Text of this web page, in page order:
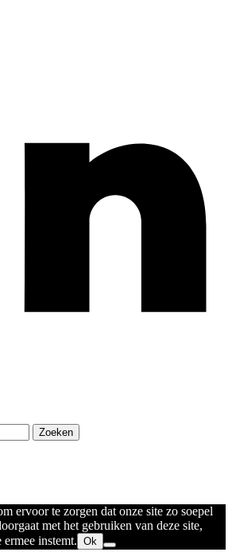
ervoor te zorgen dat onze site zo soepel
met het gebruiken van deze site,
instemt. Ok